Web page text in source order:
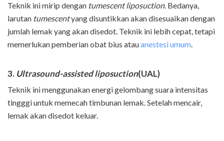
Teknik ini mirip dengan tumescent liposuction. Bedanya,
larutan tumescentyang disuntikkan akan disesuaikan dengan
jumlah lemak yang akan disedot. Teknik ini lebih cepat, tetapi
memerlukan pemberian obat bius atauanestesi umum.
3. Ultrasound-assisted liposuction(UAL)
Teknik ini menggunakan energi gelombang suara intensitas
tingggi untuk memecah timbunan lemak. Setelah mencair,
lemak akan disedot keluar.